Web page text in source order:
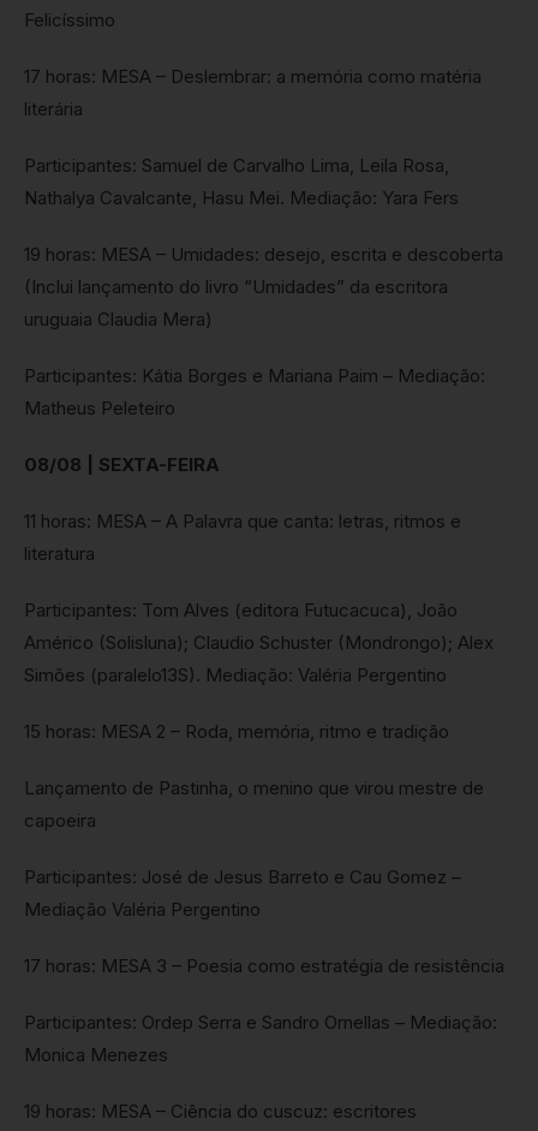
Felicíssimo
17 horas: MESA – Deslembrar: a memória como matéria
literária
Participantes: Samuel de Carvalho Lima, Leila Rosa,
Nathalya Cavalcante, Hasu Mei. Mediação: Yara Fers
19 horas: MESA – Umidades: desejo, escrita e descoberta
(Inclui lançamento do livro “Umidades” da escritora
uruguaia Claudia Mera)
Participantes: Kátia Borges e Mariana Paim – Mediação:
Matheus Peleteiro
08/08 | SEXTA-FEIRA
11 horas: MESA – A Palavra que canta: letras, ritmos e
literatura
Participantes: Tom Alves (editora Futucacuca), João
Américo (Solisluna); Claudio Schuster (Mondrongo); Alex
Simões (paralelo13S). Mediação: Valéria Pergentino
15 horas: MESA 2 – Roda, memória, ritmo e tradição
Lançamento de Pastinha, o menino que virou mestre de
capoeira
Participantes: José de Jesus Barreto e Cau Gomez –
Mediação Valéria Pergentino
17 horas: MESA 3 – Poesia como estratégia de resistência
Participantes: Ordep Serra e Sandro Ornellas – Mediação:
Monica Menezes
19 horas: MESA – Ciência do cuscuz: escritores